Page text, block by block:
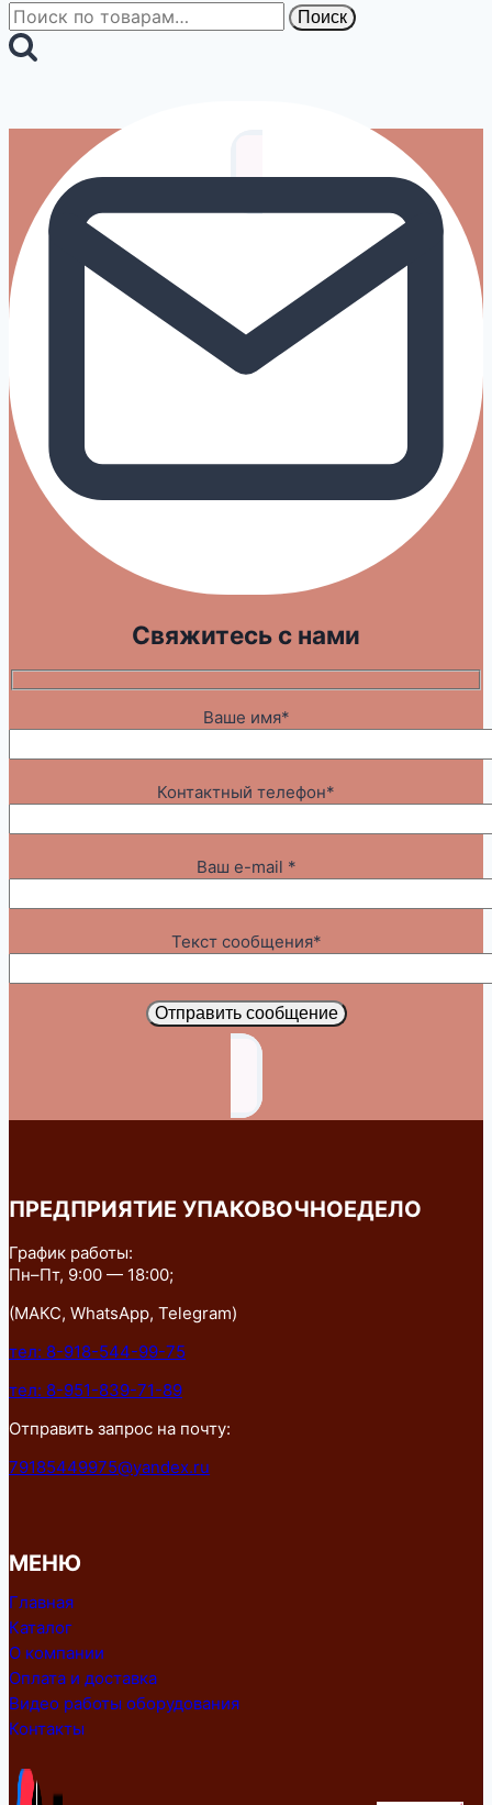
Искать: Поиск
Свяжитесь с нами
Ваше имя*
Контактный телефон*
Ваш e-mail *
Текст сообщения*
Отправить сообщение
ПРЕДПРИЯТИЕ УПАКОВОЧНОЕДЕЛО
График работы:
Пн–Пт, 9:00 — 18:00;
(МАКС, WhatsApp, Telegram)
тел: 8-918-544-99-75
тел: 8-951-839-71-89
Отправить запрос на почту:
79185449975@yandex.ru
МЕНЮ
Главная
Каталог
О компании
Оплата и доставка
Видео работы оборудования
Контакты